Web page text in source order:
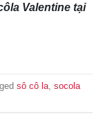
Valentine tại
sô cô la socola